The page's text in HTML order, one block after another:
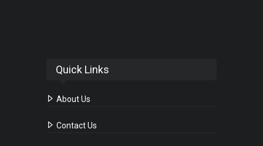
Quick Links
About Us
Contact Us